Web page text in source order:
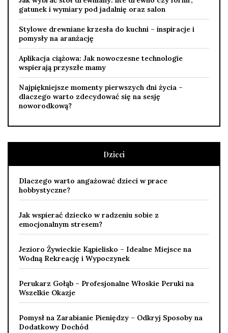
gatunek i wymiary pod jadalnię oraz salon
Stylowe drewniane krzesła do kuchni – inspiracje i
pomysły na aranżację
Aplikacja ciążowa: Jak nowoczesne technologie
wspierają przyszłe mamy
Najpiękniejsze momenty pierwszych dni życia –
dlaczego warto zdecydować się na sesję
noworodkową?
Dzieci
Dlaczego warto angażować dzieci w prace
hobbystyczne?
Jak wspierać dziecko w radzeniu sobie z
emocjonalnym stresem?
Jezioro Żywieckie Kąpielisko – Idealne Miejsce na
Wodną Rekreację i Wypoczynek
Perukarz Gołąb – Profesjonalne Włoskie Peruki na
Wszelkie Okazje
Pomysł na Zarabianie Pieniędzy – Odkryj Sposoby na
Dodatkowy Dochód